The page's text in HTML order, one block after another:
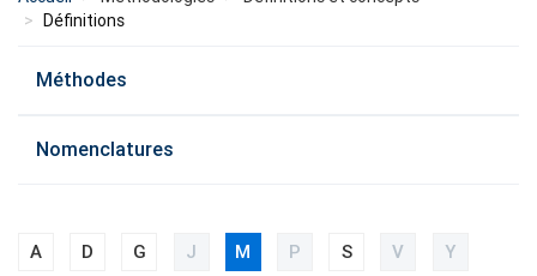
Définitions
menu
methode
Méthodes
Nomenclatures
A D G J M P S V Y